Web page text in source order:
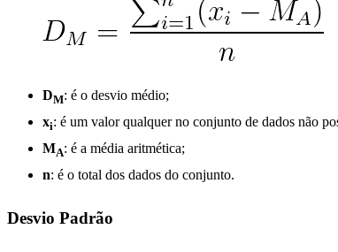
DM: é o desvio médio;
xi: é um valor qualquer no conjunto de dados não
MA: é a média aritmética;
n: é o total dos dados do conjunto.
Desvio Padrão